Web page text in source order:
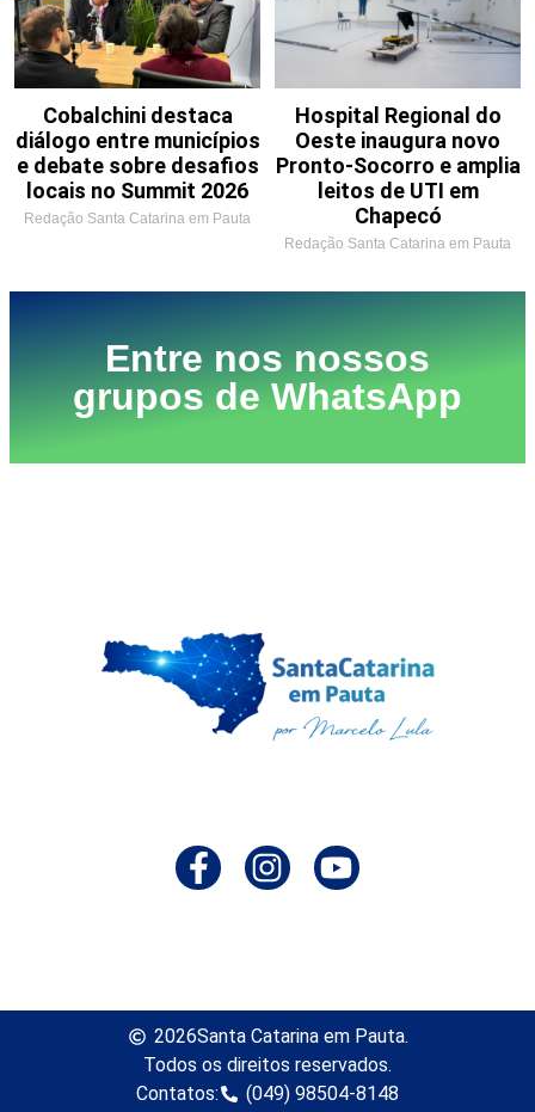
Cobalchini destaca
diálogo entre municípios
e debate sobre desafios
locais no Summit 2026
Redação Santa Catarina em Pauta
Hospital Regional do
Oeste inaugura novo
Pronto-Socorro e amplia
leitos de UTI em
Chapecó
Redação Santa Catarina em Pauta
Entre nos nossos
grupos de WhatsApp
2026Santa Catarina em Pauta.
Todos os direitos reservados.
Contatos:
(049) 98504-8148